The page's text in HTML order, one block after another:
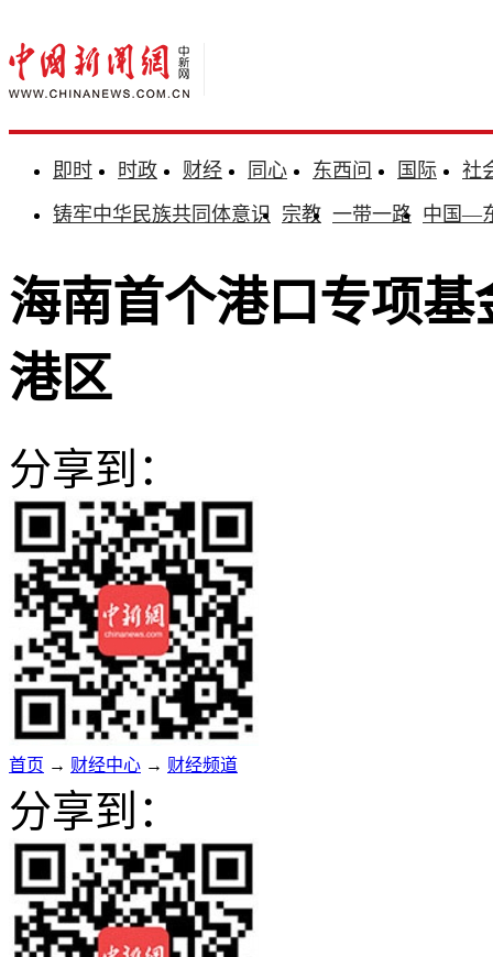
即时 时政 财经 同心 东西问 国际
社
铸牢中华民族共同体意识 宗教 一带一路 中国—
海南首个港口专项
港区
分享到：
首页 → 财经中心 → 财经频道
分享到：